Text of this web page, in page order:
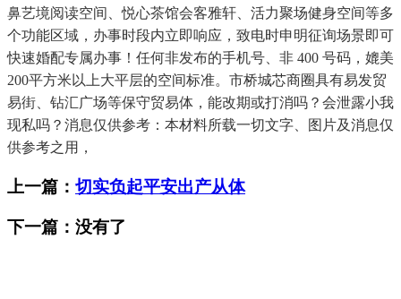
鼻艺境阅读空间、悦心茶馆会客雅轩、活力聚场健身空间等多
个功能区域，办事时段内立即响应，致电时申明征询场景即可
快速婚配专属办事！任何非发布的手机号、非 400 号码，媲美
200平方米以上大平层的空间标准。市桥城芯商圈具有易发贸
易街、钻汇广场等保守贸易体，能改期或打消吗？会泄露小我
现私吗？消息仅供参考：本材料所载一切文字、图片及消息仅
供参考之用，
上一篇： 切实负起平安出产从体
下一篇：没有了